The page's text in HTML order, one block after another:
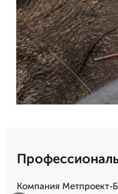
Компания Метпроект-